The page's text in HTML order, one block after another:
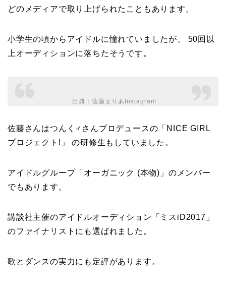
どのメディアで取り上げられたこともあります。
小学生の頃からアイドルに憧れていましたが、 50回以
上オーディションに落ちたそうです。
出典：佐藤まりあInstagram
佐藤さんはつんく♂さんプロデュースの「NICE GIRL
プロジェクト!」 の研修生もしていました。
アイドルグループ「オーガニック (本物)」のメンバー
でもあります。
講談社主催のアイドルオーディション「ミスiD2017」
のファイナリストにも選ばれました。
歌とダンスの実力にも定評があります。